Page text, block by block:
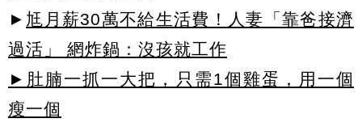
► 尪月薪30萬不給生活費！人妻「靠爸接濟
過活」 網炸鍋：沒孩就工作
►肚腩一抓一大把，只需1個雞蛋，用一個
瘦一個